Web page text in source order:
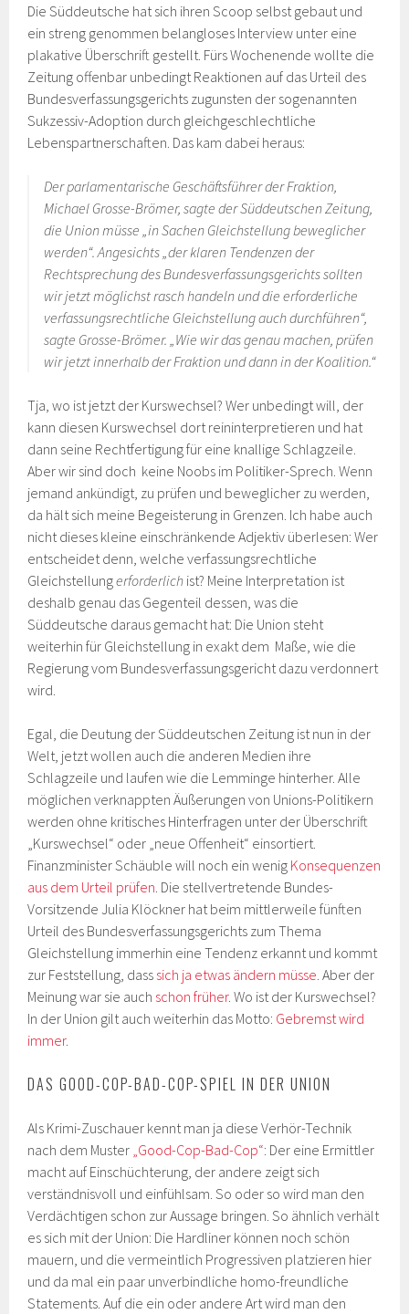
Die Süddeutsche hat sich ihren Scoop selbst gebaut und
ein streng genommen belangloses Interview unter eine
plakative Überschrift gestellt. Fürs Wochenende wollte die
Zeitung offenbar unbedingt Reaktionen auf das Urteil des
Bundesverfassungsgerichts zugunsten der sogenannten
Sukzessiv-Adoption durch gleichgeschlechtliche
Lebenspartnerschaften. Das kam dabei heraus:
Der parlamentarische Geschäftsführer der Fraktion,
Michael Grosse-Brömer, sagte derSüddeutschen Zeitung,
die Union müsse „in Sachen Gleichstellung beweglicher
werden“. Angesichts „der klaren Tendenzen der
Rechtsprechung des Bundesverfassungsgerichts sollten
wir jetzt möglichst rasch handeln und die erforderliche
verfassungsrechtliche Gleichstellung auch durchführen“,
sagte Grosse-Brömer. „Wie wir das genau machen, prüfen
wir jetzt innerhalb der Fraktion und dann in der Koalition.“
Tja, wo ist jetzt der Kurswechsel? Wer unbedingt will, der
kann diesen Kurswechsel dort reininterpretieren und hat
dann seine Rechtfertigung für eine knallige Schlagzeile.
Aber wir sind doch keine Noobs im Politiker-Sprech. Wenn
jemand ankündigt, zu prüfen und beweglicher zu werden,
da hält sich meine Begeisterung in Grenzen. Ich habe auch
nicht dieses kleine einschränkende Adjektiv überlesen: Wer
entscheidet denn, welche verfassungsrechtliche
Gleichstellungerforderlich ist? Meine Interpretation ist
deshalb genau das Gegenteil dessen, was die
Süddeutsche daraus gemacht hat: Die Union steht
weiterhin für Gleichstellung in exakt dem Maße, wie die
Regierung vom Bundesverfassungsgericht dazu verdonnert
wird.
Egal, die Deutung der Süddeutschen Zeitung ist nun in der
Welt, jetzt wollen auch die anderen Medien ihre
Schlagzeile und laufen wie die Lemminge hinterher. Alle
möglichen verknappten Äußerungen von Unions-Politikern
werden ohne kritisches Hinterfragen unter der Überschrift
„Kurswechsel“ oder „neue Offenheit“ einsortiert.
Finanzminister Schäuble will noch ein wenig Konsequenzen
aus dem Urteil prüfen . Die stellvertretende Bundes-
Vorsitzende Julia Klöckner hat beim mittlerweile fünften
Urteil des Bundesverfassungsgerichts zum Thema
Gleichstellung immerhin eine Tendenz erkannt und kommt
zur Feststellung, dass sich ja etwas ändern müsse . Aber der
Meinung war sie auch schon früher. Wo ist der Kurswechsel?
In der Union gilt auch weiterhin das Motto: Gebremst wird
immer.
DAS GOOD-COP-BAD-COP-SPIEL IN DER UNION
Als Krimi-Zuschauer kennt man ja diese Verhör-Technik
nach dem Muster „Good-Cop-Bad-Cop“: Der eine Ermittler
macht auf Einschüchterung, der andere zeigt sich
verständnisvoll und einfühlsam. So oder so wird man den
Verdächtigen schon zur Aussage bringen. So ähnlich verhält
es sich mit der Union: Die Hardliner können noch schön
mauern, und die vermeintlich Progressiven platzieren hier
und da mal ein paar unverbindliche homo-freundliche
Statements. Auf die ein oder andere Art wird man den